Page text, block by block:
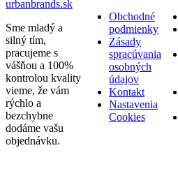
Sme mladý a
silný tím,
pracujeme s
vášňou a 100%
kontrolou kvality
vieme, že vám
rýchlo a
bezchybne
dodáme vašu
objednávku.
Obchodné
podmienky
Zásady
spracúvania
osobných
údajov
Kontakt
Nastavenia
Cookies